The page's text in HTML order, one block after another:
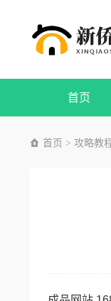
首页
首页 > 攻略教